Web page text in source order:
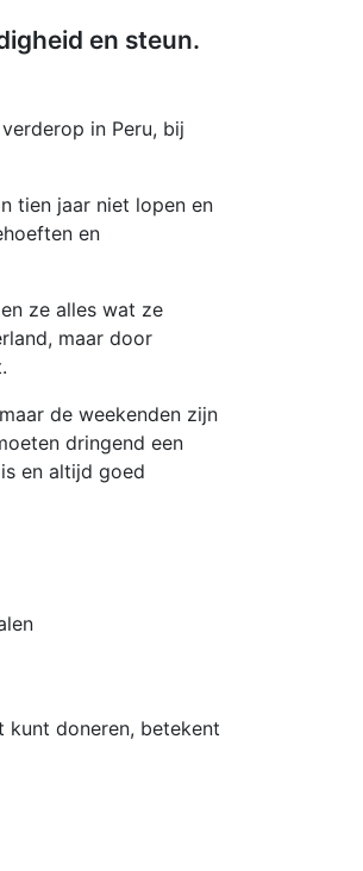
en steun.
in Peru, bij
tien jaar niet lopen en
en
ze alles wat ze
maar door
de weekenden zijn
dringend een
en altijd goed
kunt doneren, betekent